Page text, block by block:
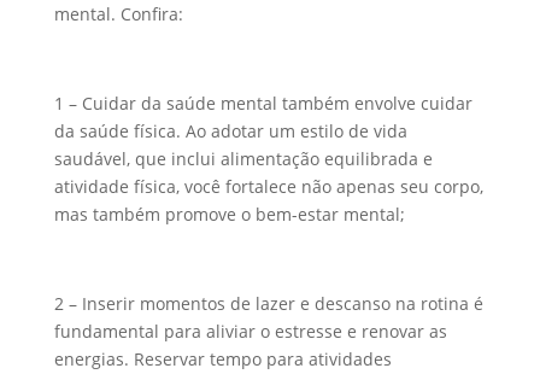
mental. Confira:
1 – Cuidar da saúde mental também envolve cuidar
da saúde física. Ao adotar um estilo de vida
saudável, que inclui alimentação equilibrada e
atividade física, você fortalece não apenas seu corpo,
mas também promove o bem-estar mental;
2 – Inserir momentos de lazer e descanso na rotina é
fundamental para aliviar o estresse e renovar as
energias. Reservar tempo para atividades